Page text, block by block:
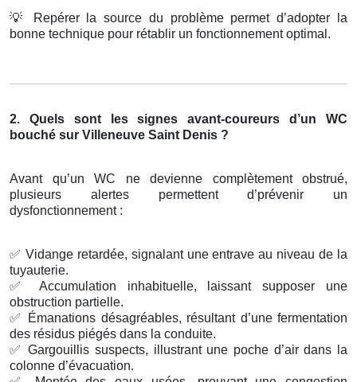
💡
Repérer la source du problème permet d’adopter la
bonne technique pour rétablir un fonctionnement optimal.
2. Quels sont les signes avant-coureurs d’un WC
bouché sur Villeneuve Saint Denis ?
Avant qu’un WC ne devienne complètement obstrué,
plusieurs alertes permettent d’prévenir un
dysfonctionnement :
✅ Vidange retardée, signalant une entrave au niveau de la
tuyauterie.
✅
Accumulation inhabituelle, laissant supposer une
obstruction partielle.
✅
Émanations désagréables, résultant d’une fermentation
des résidus piégés dans la conduite.
✅ Gargouillis suspects, illustrant une poche d’air dans la
colonne d’évacuation.